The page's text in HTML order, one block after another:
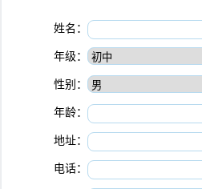
姓名：
年级：
性别：
年龄：
地址：
电话：